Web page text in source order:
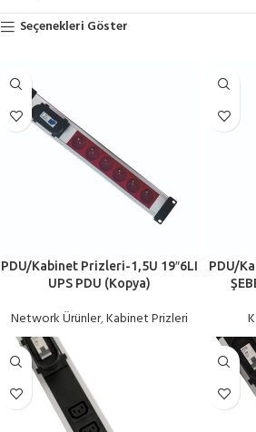
Seçenekleri Göster
PDU/Kabinet Prizleri-1,5U 19″6LI
UPS PDU (Kopya)
Network Ürünler,Kabinet Prizleri
PDU/